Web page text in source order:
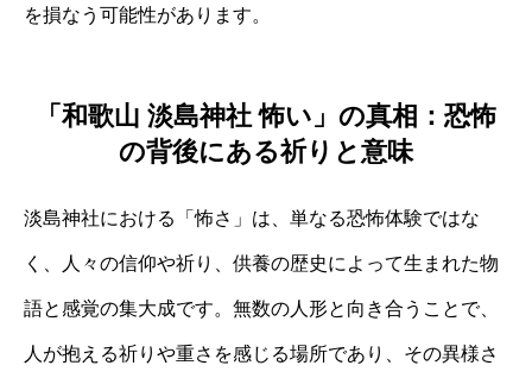
を損なう可能性があります。
「和歌山 淡島神社 怖い」の真相：恐怖
の背後にある祈りと意味
淡島神社における「怖さ」は、単なる恐怖体験ではな
く、人々の信仰や祈り、供養の歴史によって生まれた物
語と感覚の集大成です。無数の人形と向き合うことで、
人が抱える祈りや重さを感じる場所であり、その異様さ